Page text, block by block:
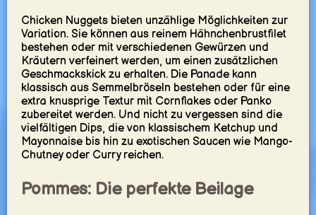
Chicken Nuggets bieten unzählige Möglichkeiten zur
Variation. Sie können aus reinem Hähnchenbrustfilet
bestehen oder mit verschiedenen Gewürzen und
Kräutern verfeinert werden, um einen zusätzlichen
Geschmackskick zu erhalten. Die Panade kann
klassisch aus Semmelbröseln bestehen oder für eine
extra knusprige Textur mit Cornflakes oder Panko
zubereitet werden. Und nicht zu vergessen sind die
vielfältigen Dips, die von klassischem Ketchup und
Mayonnaise bis hin zu exotischen Saucen wie Mango-
Chutney oder Curry reichen.
Pommes: Die perfekte Beilage